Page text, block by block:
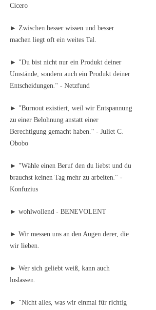
Cicero
► Zwischen besser wissen und besser
machen liegt oft ein weites Tal.
► "Du bist nicht nur ein Produkt deiner
Umstände, sondern auch ein Produkt deiner
Entscheidungen." - Netzfund
► "Burnout existiert, weil wir Entspannung
zu einer Belohnung anstatt einer
Berechtigung gemacht haben." - Juliet C.
Obobo
► "Wähle einen Beruf den du liebst und du
brauchst keinen Tag mehr zu arbeiten." -
Konfuzius
► wohlwollend - BENEVOLENT
► Wir messen uns an den Augen derer, die
wir lieben.
► Wer sich geliebt weiß, kann auch
loslassen.
► "Nicht alles, was wir einmal für richtig